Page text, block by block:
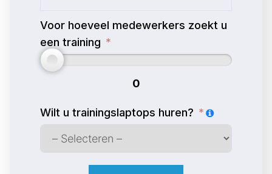
Voor hoeveel medewerkers zoekt u
een training
0
Wilt u trainingslaptops huren?